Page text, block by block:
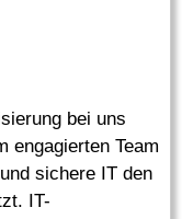
bei uns
engagierten Team
sichere IT den
IT-